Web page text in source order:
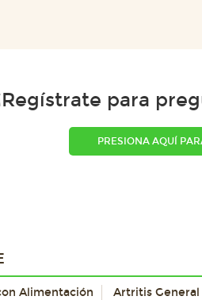
para
PRESIONA AQUÍ
Alimentación
Artritis General